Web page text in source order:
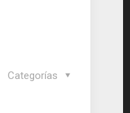
Categorías